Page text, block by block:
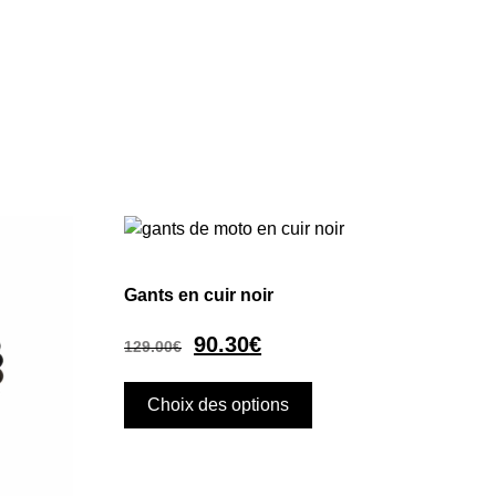
Gants en cuir noir
129.00€ 90.30€
Choix des options